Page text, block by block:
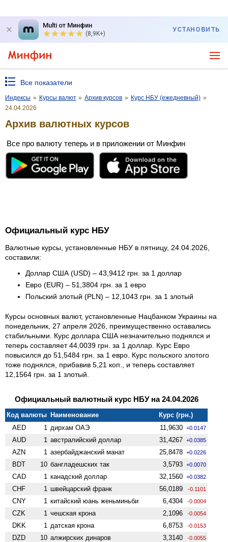
Multi от Минфин
(8,9K+)
УСТАНОВИТЬ
Все показатели
Индексы » Курсы валют » Архив курсов » Курс НБУ (ежедневный) »
24.04.2026
Архив валютных курсов
Все про валюту теперь и в приложении от Минфин
Официальный курс НБУ
Валютные курсы, установленные НБУ в пятницу, 24.04.2026,
составили:
Доллар США (USD) – 43,9412 грн. за 1 доллар
Евро (EUR) – 51,3804 грн. за 1 евро
Польский злотый (PLN) – 12,1043 грн. за 1 злотый
Курсы основных валют, установленные Нацбанком Украины на
понедельник, 27 апреля 2026, преимущественно оставались
стабильными. Курс доллара США незначительно поднялся и
теперь составляет 44,0039 грн. за 1 доллар. Курс Евро
повысился до 51,5484 грн. за 1 евро. Курс польского злотого
тоже поднялся, прибавив 5,21 коп., и теперь составляет
12,1564 грн. за 1 злотый.
Официальный валютный курс НБУ на 24.04.2026
Код валюты Наименование
Курс (грн.)
AED
1 дирхам ОАЭ 11,9630 +0.0147
AUD 1 австралийский доллар 31,4267 +0.0385
AZN 1 азербайджанский манат 25,8478 +0.0226
BDT 10 бангладешских так 3,5793 +0.0070
CAD 1 канадский доллар 32,1560 +0.0382
CHF 1 швейцарский франк 56,0189 -0.1101
CNY 1 китайский юань женьминьби 6,4304 -0.0004
CZK 1 чешская крона 2,1096 -0.0054
DKK 1 датская крона 6,8753 -0.0153
DZD 10 алжирских динаров 3,3140 -0.0055